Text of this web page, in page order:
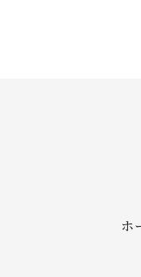
ホ